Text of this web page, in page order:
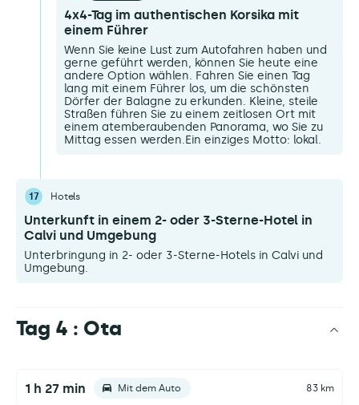
4x4-Tag im authentischen Korsika mit
einem Führer
Wenn Sie keine Lust zum Autofahren haben und
gerne geführt werden, können Sie heute eine
andere Option wählen. Fahren Sie einen Tag
lang mit einem Führer los, um die schönsten
Dörfer der Balagne zu erkunden. Kleine, steile
Straßen führen Sie zu einem zeitlosen Ort mit
einem atemberaubenden Panorama, wo Sie zu
Mittag essen werden.Ein einziges Motto: lokal.
17 Hotels
Unterkunft in einem 2- oder 3-Sterne-Hotel in
Calvi und Umgebung
Unterbringung in 2- oder 3-Sterne-Hotels in Calvi und
Umgebung.
Tag 4 : Ota
1 h 27 min Mit dem Auto 83 km